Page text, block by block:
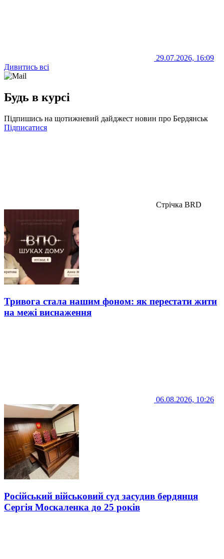
29.07.2026, 16:09
Дивитись всі
Будь в курсі
Підпишись на щотижневий дайджест новин про Бердянськ
Підписатися
Стрічка BRD
Тривога стала нашим фоном: як перестати жити
на межі виснаження
06.08.2026, 10:26
Російський військовий суд засудив бердянця
Сергія Москаленка до 25 років